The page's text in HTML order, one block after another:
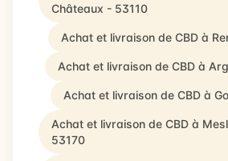
Châteaux - 53110
Achat et livraison de CBD à
Achat et livraison de CBD à
Achat et livraison de CBD à
Achat et livraison de CBD à
53170